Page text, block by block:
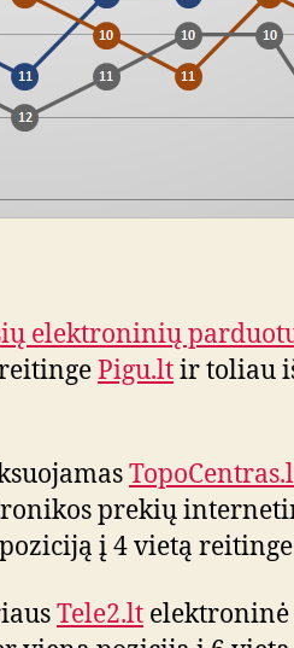
elektroninių
Pigu.ltir toliau
prekių
į 4 vietą
Tele2.lt elektroninė